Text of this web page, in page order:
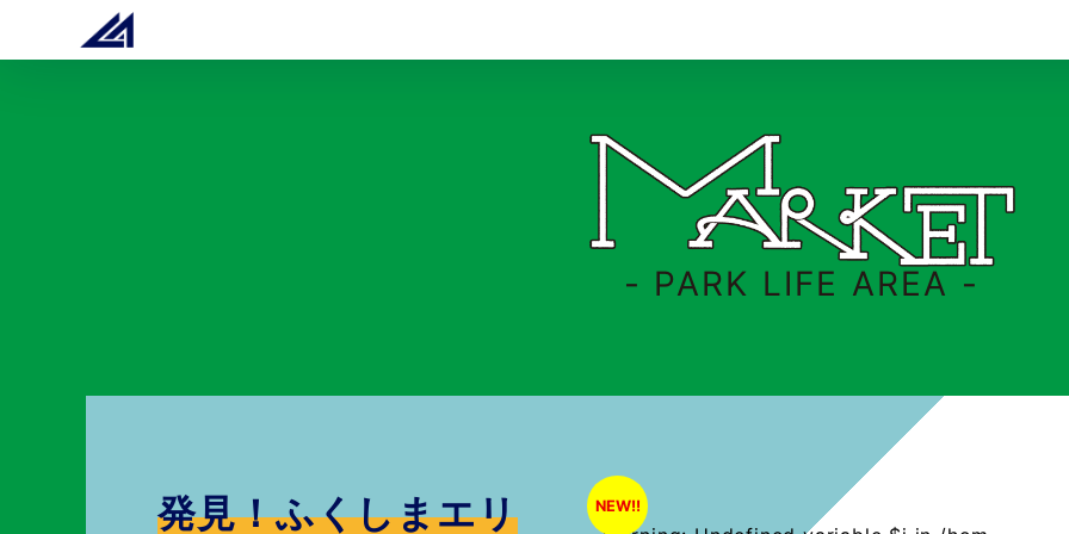
- PARK LIFE AREA -
発見！ふくしまエリ NEW!!